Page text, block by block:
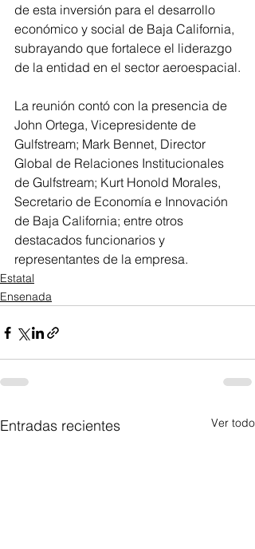
de esta inversión para el desarrollo
económico y social de Baja California,
subrayando que fortalece el liderazgo
de la entidad en el sector aeroespacial.
La reunión contó con la presencia de
John Ortega, Vicepresidente de
Gulfstream; Mark Bennet, Director
Global de Relaciones Institucionales
de Gulfstream; Kurt Honold Morales,
Secretario de Economía e Innovación
de Baja California; entre otros
destacados funcionarios y
representantes de la empresa.
Estatal
Ensenada
Entradas recientes Ver todo